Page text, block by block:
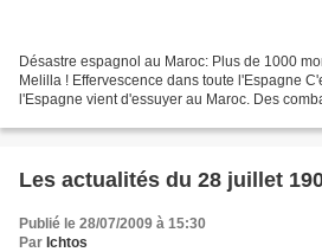
Désastre espagnol au Maroc: Plus de 1000
Melilla ! Effervescence dans toute l'Espagne
l'Espagne vient d'essuyer au Maroc. Des
Les actualités du 28 juillet
Publié le 28/07/2009 à 15:30
Par Ichtos